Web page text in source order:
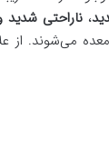
، ناراحتی
می‌شوند. از